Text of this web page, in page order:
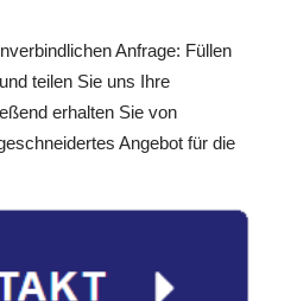
Anfrage: Füllen
teilen Sie uns Ihre
erhalten Sie von
Angebot für die